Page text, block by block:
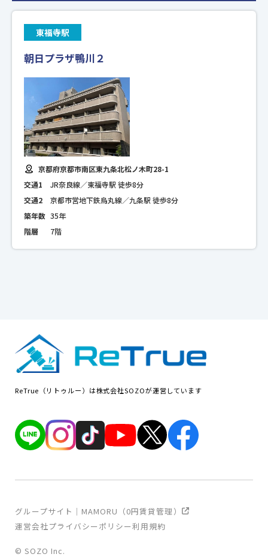
東福寺駅
朝日プラザ鴨川２
京都府京都市南区東九条北松ノ木町28-1
交通1
JR奈良線／東福寺駅 徒歩8分
交通2
京都市営地下鉄烏丸線／九条駅 徒歩8分
築年数 35年
階層
7階
ReTrue（リトゥルー）は株式会社SOZOが運営しています
運営会社プライバシーポリシー利用規約
グループサイト｜MAMORU（0円賃貸管理）
© SOZO Inc.